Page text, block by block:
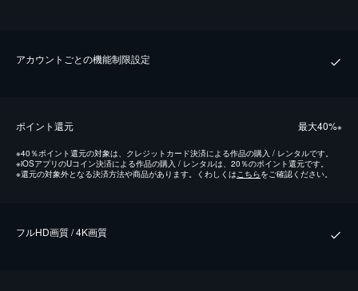
アカウントごとの機能制限設定
ポイント還元 最⼤40%※
※40％ポイント還元の対象は、クレジットカード決済による作品の購入 / レンタルです。
※iOSアプリのUコイン決済による作品の購入 / レンタルは、20％のポイント還元です。
※還元の対象外となる決済方法や商品があります。くわしくはこちらをご確認ください。
フルHD画質 / 4K画質